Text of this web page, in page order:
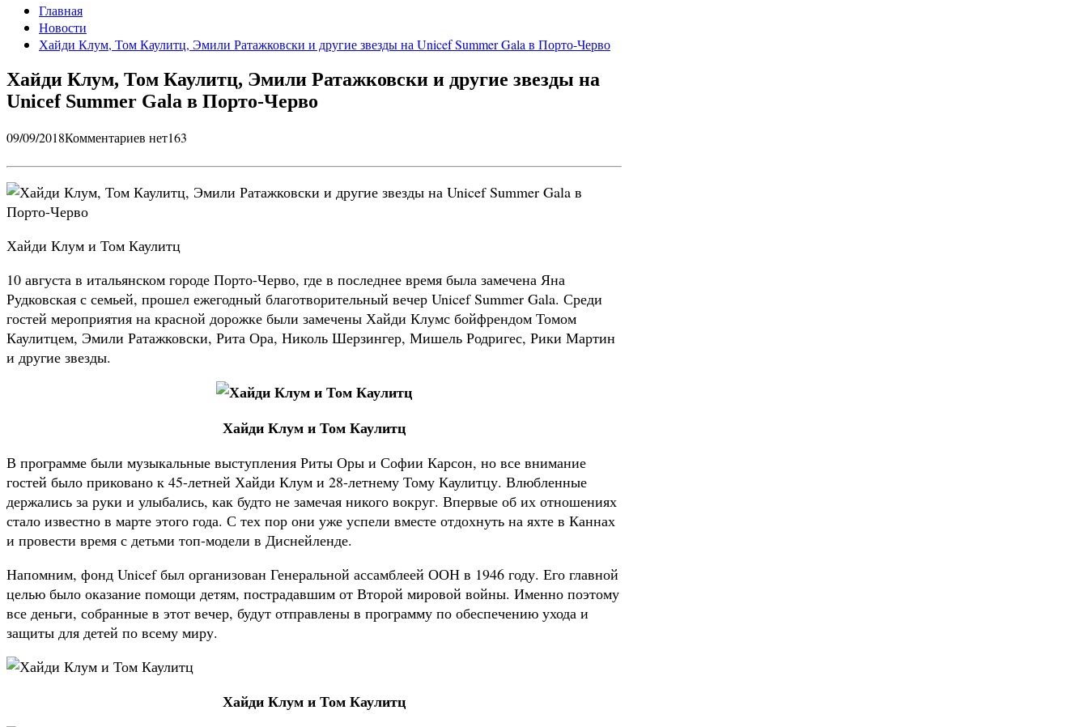
Главная
Новости
Хайди Клум, Том Каулитц, Эмили Ратажковски и другие звезды на Unicef Summer Gala в Порто-Черво
Хайди Клум, Том Каулитц, Эмили Ратажковски и другие звезды на
Unicef Summer Gala в Порто-Черво
09/09/2018Комментариев нет163
Хайди Клум и Том Каулитц
10 августа в итальянском городе Порто-Черво, где в последнее время была замечена Яна
Рудковская с семьей, прошел ежегодный благотворительный вечер Unicef Summer Gala. Среди
гостей мероприятия на красной дорожке были замечены Хайди Клумс бойфрендом Томом
Каулитцем, Эмили Ратажковски, Рита Ора, Николь Шерзингер, Мишель Родригес, Рики Мартин
и другие звезды.
Хайди Клум и Том Каулитц
В программе были музыкальные выступления Риты Оры и Софии Карсон, но все внимание
гостей было приковано к 45-летней Хайди Клум и 28-летнему Тому Каулитцу. Влюбленные
держались за руки и улыбались, как будто не замечая никого вокруг. Впервые об их отношениях
стало известно в марте этого года. С тех пор они уже успели вместе отдохнуть на яхте в Каннах
и провести время с детьми топ-модели в Диснейленде.
Напомним, фонд Unicef был организован Генеральной ассамблеей ООН в 1946 году. Его главной
целью было оказание помощи детям, пострадавшим от Второй мировой войны. Именно поэтому
все деньги, собранные в этот вечер, будут отправлены в программу по обеспечению ухода и
защиты для детей по всему миру.
Хайди Клум и Том Каулитц